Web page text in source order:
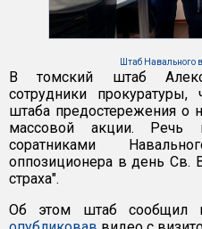
Штаб Навального
В томский штаб
сотрудники прокуратуры,
штаба предостережения о
массовой акции. Речь
соратниками
оппозиционера в день Св.
страха".
Об этом штаб сообщил